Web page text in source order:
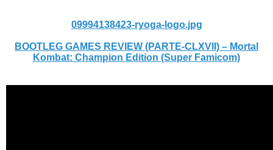
09994138423-ryoga-logo.jpg
BOOTLEG GAMES REVIEW (PARTE-CLXVII) – Mortal
Kombat: Champion Edition (Super Famicom)